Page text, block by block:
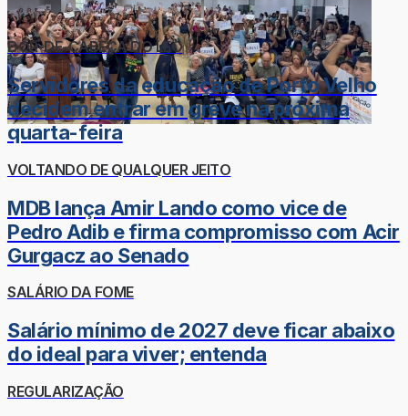
DOR-DE-CABEÇA DO LÉO
Servidores da educação de Porto Velho
decidem entrar em greve na próxima
quarta-feira
VOLTANDO DE QUALQUER JEITO
MDB lança Amir Lando como vice de
Pedro Adib e firma compromisso com Acir
Gurgacz ao Senado
SALÁRIO DA FOME
Salário mínimo de 2027 deve ficar abaixo
do ideal para viver; entenda
REGULARIZAÇÃO